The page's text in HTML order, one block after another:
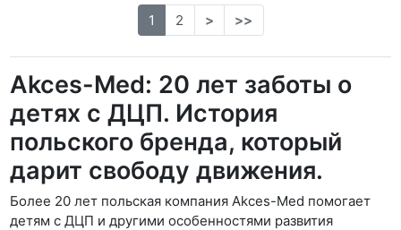
1
2 > >>
Akces-Med: 20 лет заботы о
детях с ДЦП. История
польского бренда, который
дарит свободу движения.
Более 20 лет польская компания Akces-Med помогает
детям с ДЦП и другими особенностями развития